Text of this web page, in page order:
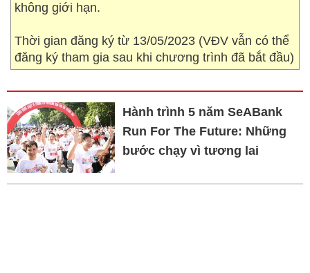
không giới hạn.
Thời gian đăng ký từ 13/05/2023 (VĐV vẫn có thể
đăng ký tham gia sau khi chương trình đã bắt đầu)
Hành trình 5 năm SeABank
Run For The Future: Những
bước chạy vì tương lai